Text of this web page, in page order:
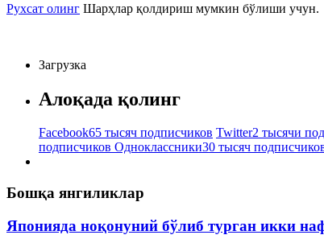
Рухсат олинг Шарҳлар қолдириш мумкин бўлиши учун.
Загрузка
Алоқада қолинг
Facebook65 тысяч подписчиков Twitter2 тысячи
подписчиков Одноклассники30 тысяч
Бошқа янгиликлар
Японияда ноқонуний бўлиб турган икки